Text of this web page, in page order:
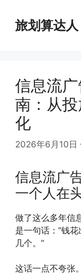
旅划算达人
信息流
南：从
化
2026年6月10日
信息流广
一个人在
做了这么多年信
是一句话：”钱
几个。”
这话一点不夸张